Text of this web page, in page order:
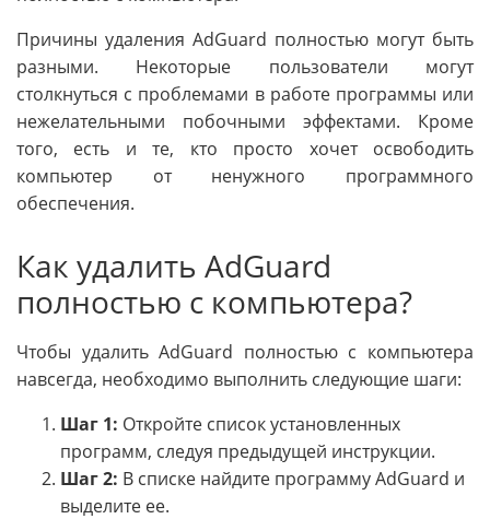
Причины удаления AdGuard полностью могут быть
разными. Некоторые пользователи могут
столкнуться с проблемами в работе программы или
нежелательными побочными эффектами. Кроме
того, есть и те, кто просто хочет освободить
компьютер от ненужного программного
обеспечения.
Как удалить AdGuard
полностью с компьютера?
Чтобы удалить AdGuard полностью с компьютера
навсегда, необходимо выполнить следующие шаги:
Шаг 1: Откройте список установленных
программ, следуя предыдущей инструкции.
Шаг 2: В списке найдите программу AdGuard и
выделите ее.